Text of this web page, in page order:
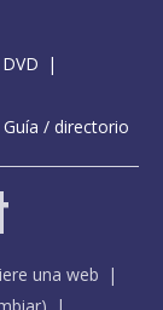
DVD
Guía / directorio
una web
)